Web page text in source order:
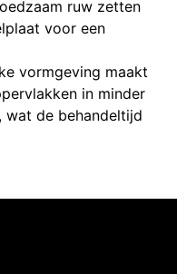
ruw zetten
voor een
vormgeving maakt
in minder
wat de behandeltijd